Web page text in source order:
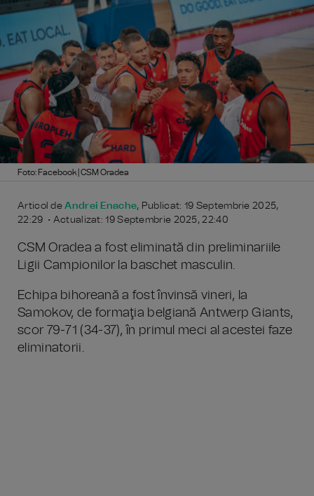
Foto: Facebook | CSM Oradea
Articol deAndrei Enache, Publicat: 19 Septembrie 2025,
22:29 • Actualizat: 19 Septembrie 2025, 22:40
CSM Oradea a fost eliminată din preliminariile
Ligii Campionilor la baschet masculin.
Echipa bihoreană a fost învinsă vineri, la
Samokov, de formaţia belgiană Antwerp Giants,
scor 79-71 (34-37), în primul meci al acestei faze
eliminatorii.